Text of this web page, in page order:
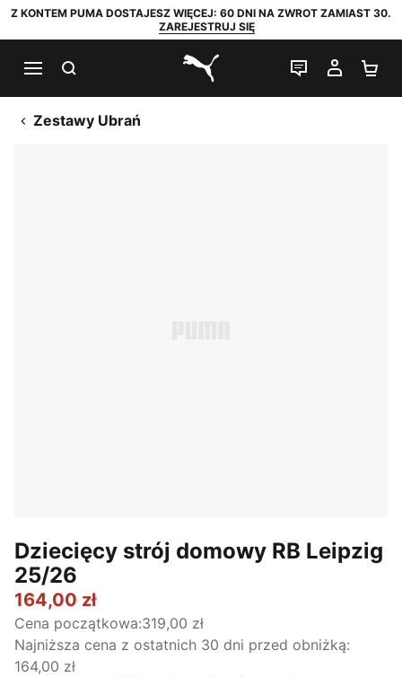
Z KONTEM PUMA DOSTAJESZ WIĘCEJ: 60 DNI NA ZWROT ZAMIAST 30.
ZAREJESTRUJ SIĘ
PUMA.com
CZAT NA
MOJE
Zestawy Ubrań
Dziecięcy strój domowy RB Leipzig
25/26
164,00 zł
Cena początkowa:319,00 zł
Najniższa cena z ostatnich 30 dni przed obniżką:
164,00 zł